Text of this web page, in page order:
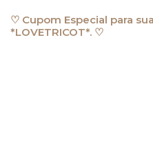
para♡ Cupom Especial para
*LOVETRICOT*. ♡